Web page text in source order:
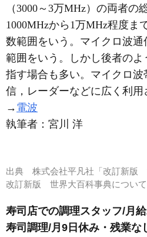
（3000～3万MHz）の両者の
1000MHzから1万MHz程度ま
数範囲をいう。マイクロ波
範囲をいう。しかし後者の
指す場合も多い。マイクロ
信，レーダーなどに広く利用
→ 電波
執筆者： 宮川 洋
出典 株式会社平凡社「改訂新版
改訂新版 世界大百科事典につ
寿司店での調理スタッフ/月
寿司調理/月9日休み・残業な